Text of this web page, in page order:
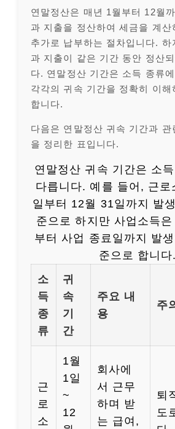
연말정산은 매년 1월부터 12월
과 지출을 정산하여 세금을 계산
추가로 납부하는 절차입니다. 하
과 지출이 같은 기간 동안 정산
다. 연말정산 기간은 소득 종류
각각의 귀속 기간을 정확히 이해
합니다.
다음은 연말정산 귀속 기간과 관
을 정리한 표입니다.
연말정산 귀속 기간은 소
다릅니다. 예를 들어, 근
일부터 12월 31일까지 발
준으로 하지만 사업소득
부터 사업 종료일까지 발생
준으로 합니다.
소
득
종
류
귀
속
기
간
주요 내
용
주
근
로
소
1월
1일
~
12
회사에
서 근무
하며 받
는 급여,
퇴
도